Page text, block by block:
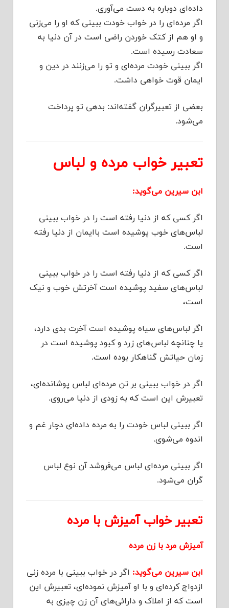
داده‌ای دوباره به دست می‌آوری.
اگر مرده‌ای را در خواب خودت ببینی که او را می‌زنی
و او هم از کتک خوردن راضی است در آن دنیا به
سعادت رسیده است.
اگر ببینی خودت مرده‌ای و تو را می‌زنند در دین و
ایمان قوت خواهی داشت.
بعضی از تعبیرگران گفته‌اند: بدهی تو پرداخت
می‌شود.
تعبیر خواب مرده و لباس
ابن سیرین می‌گوید:
اگر کسی که از دنیا رفته است را در خواب ببینی
لباس‌های خوب پوشیده است باایمان از دنیا رفته
است.
اگر کسی که از دنیا رفته است را در خواب ببینی
لباس‌های سفید پوشیده است آخرتش خوب و نیک
است،‌‌‌‌
اگر لباس‌های سیاه پوشیده است آخرت بدی دارد، ‌‌‌‌‌
یا چنانچه لباس‌های زرد و کبود پوشیده است در
زمان حیاتش گناهکار بوده است.
اگر در خواب ببینی بر تن مرده‌ای لباس پوشانده‌ای،
تعبیرش این است که به زودی از دنیا می‌روی.
اگر ببینی لباس خودت را به مرده داده‌ای دچار غم و
اندوه می‌شوی.
اگر ببینی مرده‌ای لباس می‌فروشد آن نوع لباس
گران می‌شود.
تعبیر خواب آمیزش با مرده
آمیزش مرد با زن مرده
ابن سیرین می‌گوید: اگر در خواب ببینی با مرده زنی
ازدواج کرده‌ای و با او آمیزش نموده‌ای، تعبیرش این
است که از املاک و دارائی‌های آن زن چیزی به